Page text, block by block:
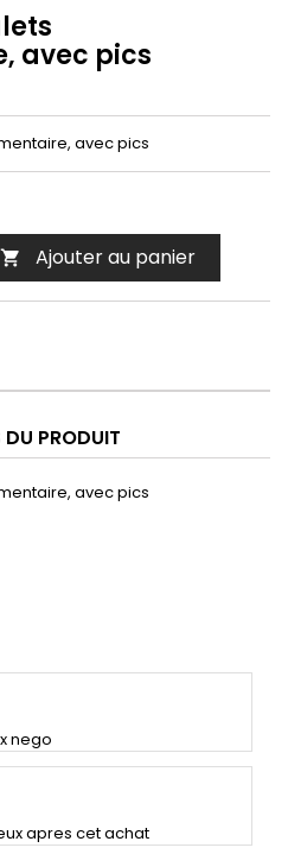
avec pics
avec pics
 Ajouter au panier
DU PRODUIT
avec pics
nego
apres cet achat